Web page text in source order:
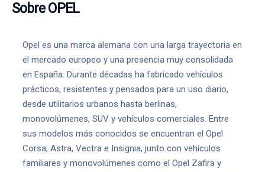
Sobre OPEL
Opel es una marca alemana con una larga trayectoria en
el mercado europeo y una presencia muy consolidada
en España. Durante décadas ha fabricado vehículos
prácticos, resistentes y pensados para un uso diario,
desde utilitarios urbanos hasta berlinas,
monovolúmenes, SUV y vehículos comerciales. Entre
sus modelos más conocidos se encuentran el Opel
Corsa, Astra, Vectra e Insignia, junto con vehículos
familiares y monovolúmenes como el Opel Zafira y